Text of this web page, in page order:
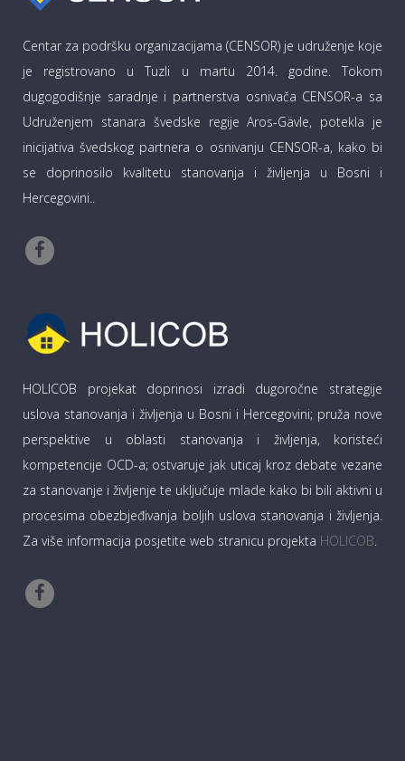
Centar za podršku organizacijama (CENSOR) je udruženje koje
je registrovano u Tuzli u martu 2014. godine. Tokom
dugogodišnje saradnje i partnerstva osnivača CENSOR-a sa
Udruženjem stanara švedske regije Aros-Gävle, potekla je
inicijativa švedskog partnera o osnivanju CENSOR-a, kako bi
se doprinosilo kvalitetu stanovanja i življenja u Bosni i
Hercegovini..
HOLICOB projekat doprinosi izradi dugoročne strategije
uslova stanovanja i življenja u Bosni i Hercegovini; pruža nove
perspektive u oblasti stanovanja i življenja, koristeći
kompetencije OCD-a; ostvaruje jak uticaj kroz debate vezane
za stanovanje i življenje te uključuje mlade kako bi bili aktivni u
procesima obezbjeđivanja boljih uslova stanovanja i življenja.
Za više informacija posjetite web stranicu projekta HOLICOB